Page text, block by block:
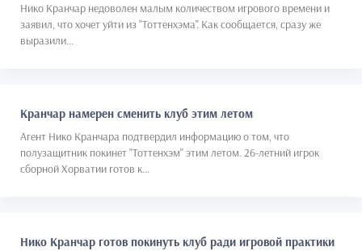
Нико Кранчар недоволен малым количеством игрового времени и
заявил, что хочет уйти из "Тоттенхэма". Как сообщается, сразу же
выразили...
Кранчар намерен сменить клуб этим летом
Агент Нико Кранчара подтвердил информацию о том, что
полузащитник покинет "Тоттенхэм" этим летом. 26-летний игрок
сборной Хорватии готов к...
Нико Кранчар готов покинуть клуб ради игровой практики